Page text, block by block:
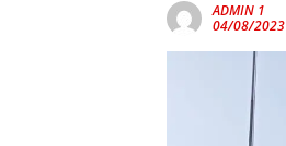
ADMIN 1
04/08/2023